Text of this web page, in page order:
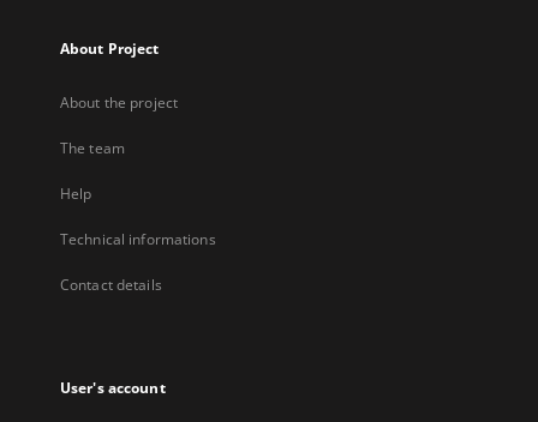
About Project
About the project
The team
Help
Technical informations
Contact details
User's account